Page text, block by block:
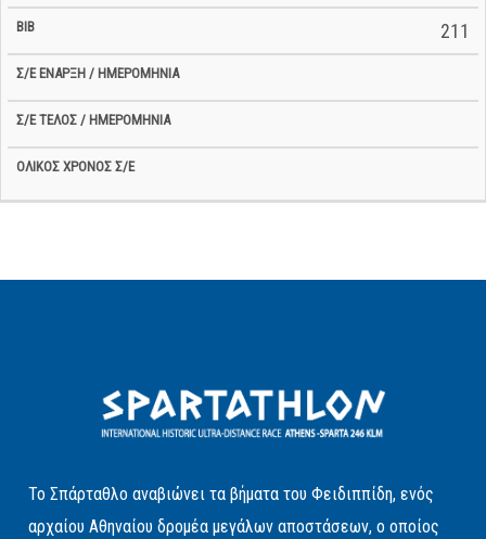
211
Το Σπάρταθλο αναβιώνει τα βήματα του Φειδιππίδη, ενός
αρχαίου Αθηναίου δρομέα μεγάλων αποστάσεων, ο οποίος